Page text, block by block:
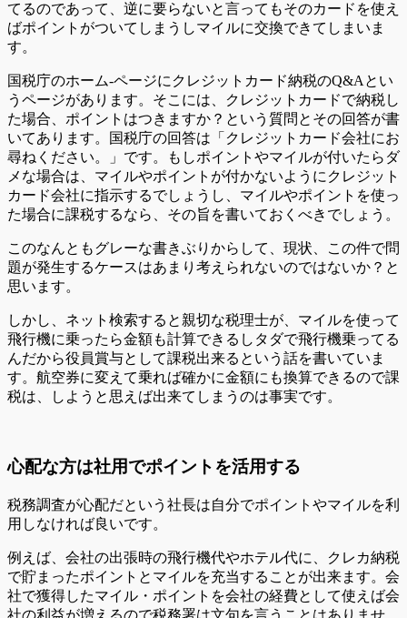
てるのであって、逆に要らないと言ってもそのカードを使え
ばポイントがついてしまうしマイルに交換できてしまいま
す。
国税庁のホーム-ページにクレジットカード納税のQ&Aとい
うページがあります。そこには、クレジットカードで納税し
た場合、ポイントはつきますか？という質問とその回答が書
いてあります。国税庁の回答は「クレジットカード会社にお
尋ねください。」です。もしポイントやマイルが付いたらダ
メな場合は、マイルやポイントが付かないようにクレジット
カード会社に指示するでしょうし、マイルやポイントを使っ
た場合に課税するなら、その旨を書いておくべきでしょう。
このなんともグレーな書きぶりからして、現状、この件で問
題が発生するケースはあまり考えられないのではないか？と
思います。
しかし、ネット検索すると親切な税理士が、マイルを使って
飛行機に乗ったら金額も計算できるしタダで飛行機乗ってる
んだから役員賞与として課税出来るという話を書いていま
す。航空券に変えて乗れば確かに金額にも換算できるので課
税は、しようと思えば出来てしまうのは事実です。
心配な方は社用でポイントを活用する
税務調査が心配だという社長は自分でポイントやマイルを利
用しなければ良いです。
例えば、会社の出張時の飛行機代やホテル代に、クレカ納税
で貯まったポイントとマイルを充当することが出来ます。会
社で獲得したマイル・ポイントを会社の経費として使えば会
社の利益が増えるので税務署は文句を言うことはありませ